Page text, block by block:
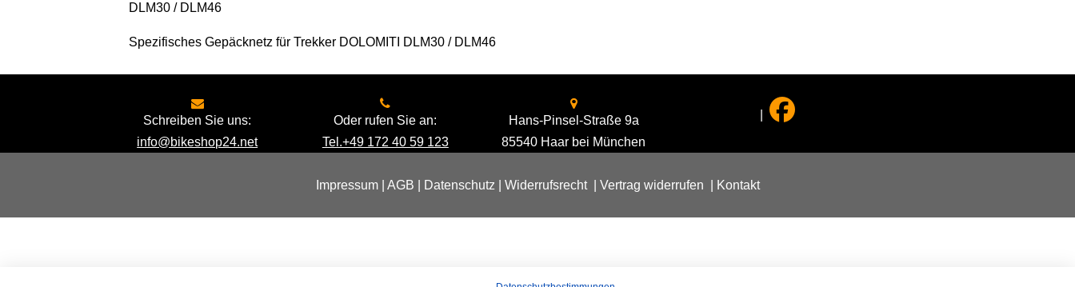
DLM30 / DLM46
Spezifisches Gepäcknetz für Trekker DOLOMITI DLM30 / DLM46
Schreiben Sie uns:
info@bikeshop24.net
Oder rufen Sie an:
Tel.+49 172 40 59 123
Hans-Pinsel-Straße 9a
85540 Haar bei München
Impressum| AGB Datenschutz Widerrufsrecht| Vertrag widerrufen Kontakt